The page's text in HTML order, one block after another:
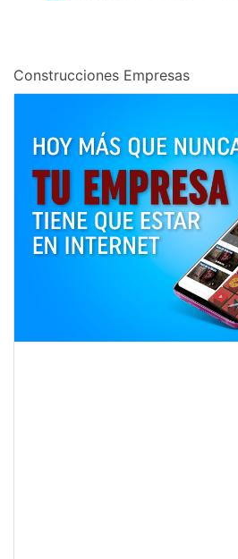
Construcciones Empresas